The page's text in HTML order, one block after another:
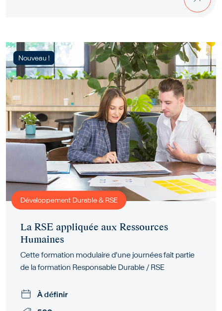
Développement Durable & RSE
Nouveau !
La RSE appliquée aux Ressources
Humaines
Cette formation modulaire d'une journées fait partie
de la formation Responsable Durable / RSE
À définir